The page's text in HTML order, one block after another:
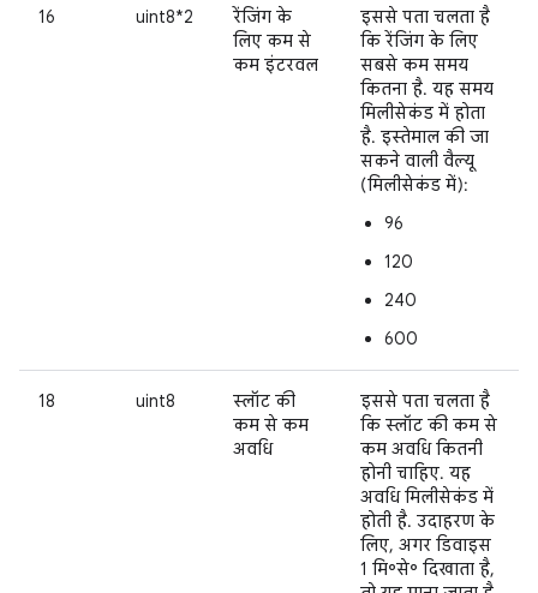
16 uint8*2
रेंजिंग के
लिए कम से
कम इंटरवल
इससे पता चलता है
कि रेंजिंग के लिए
सबसे कम समय
कितना है. यह समय
मिलीसेकंड में होता
है. इस्तेमाल की जा
सकने वाली वैल्यू
(मिलीसेकंड में):
96
120
240
600
18 uint8
स्लॉट की
कम से कम
अवधि
इससे पता चलता है
कि स्लॉट की कम से
कम अवधि कितनी
होनी चाहिए. यह
अवधि मिलीसेकंड में
होती है. उदाहरण के
लिए, अगर डिवाइस
1 मि॰से॰ दिखाता है,